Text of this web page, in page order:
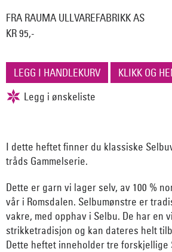
FRA RAUMA ULLVAREFABRIKK AS
KR 95,-
I dette heftet finner du klassiske
tråds Gammelserie.
Dette er garn vi lager selv, av 100 %
vår i Romsdalen. Selbumønstre er
vakre, med opphav i Selbu. De har en
strikketradisjon og kan dateres helt
Dette heftet inneholder tre forskjellige